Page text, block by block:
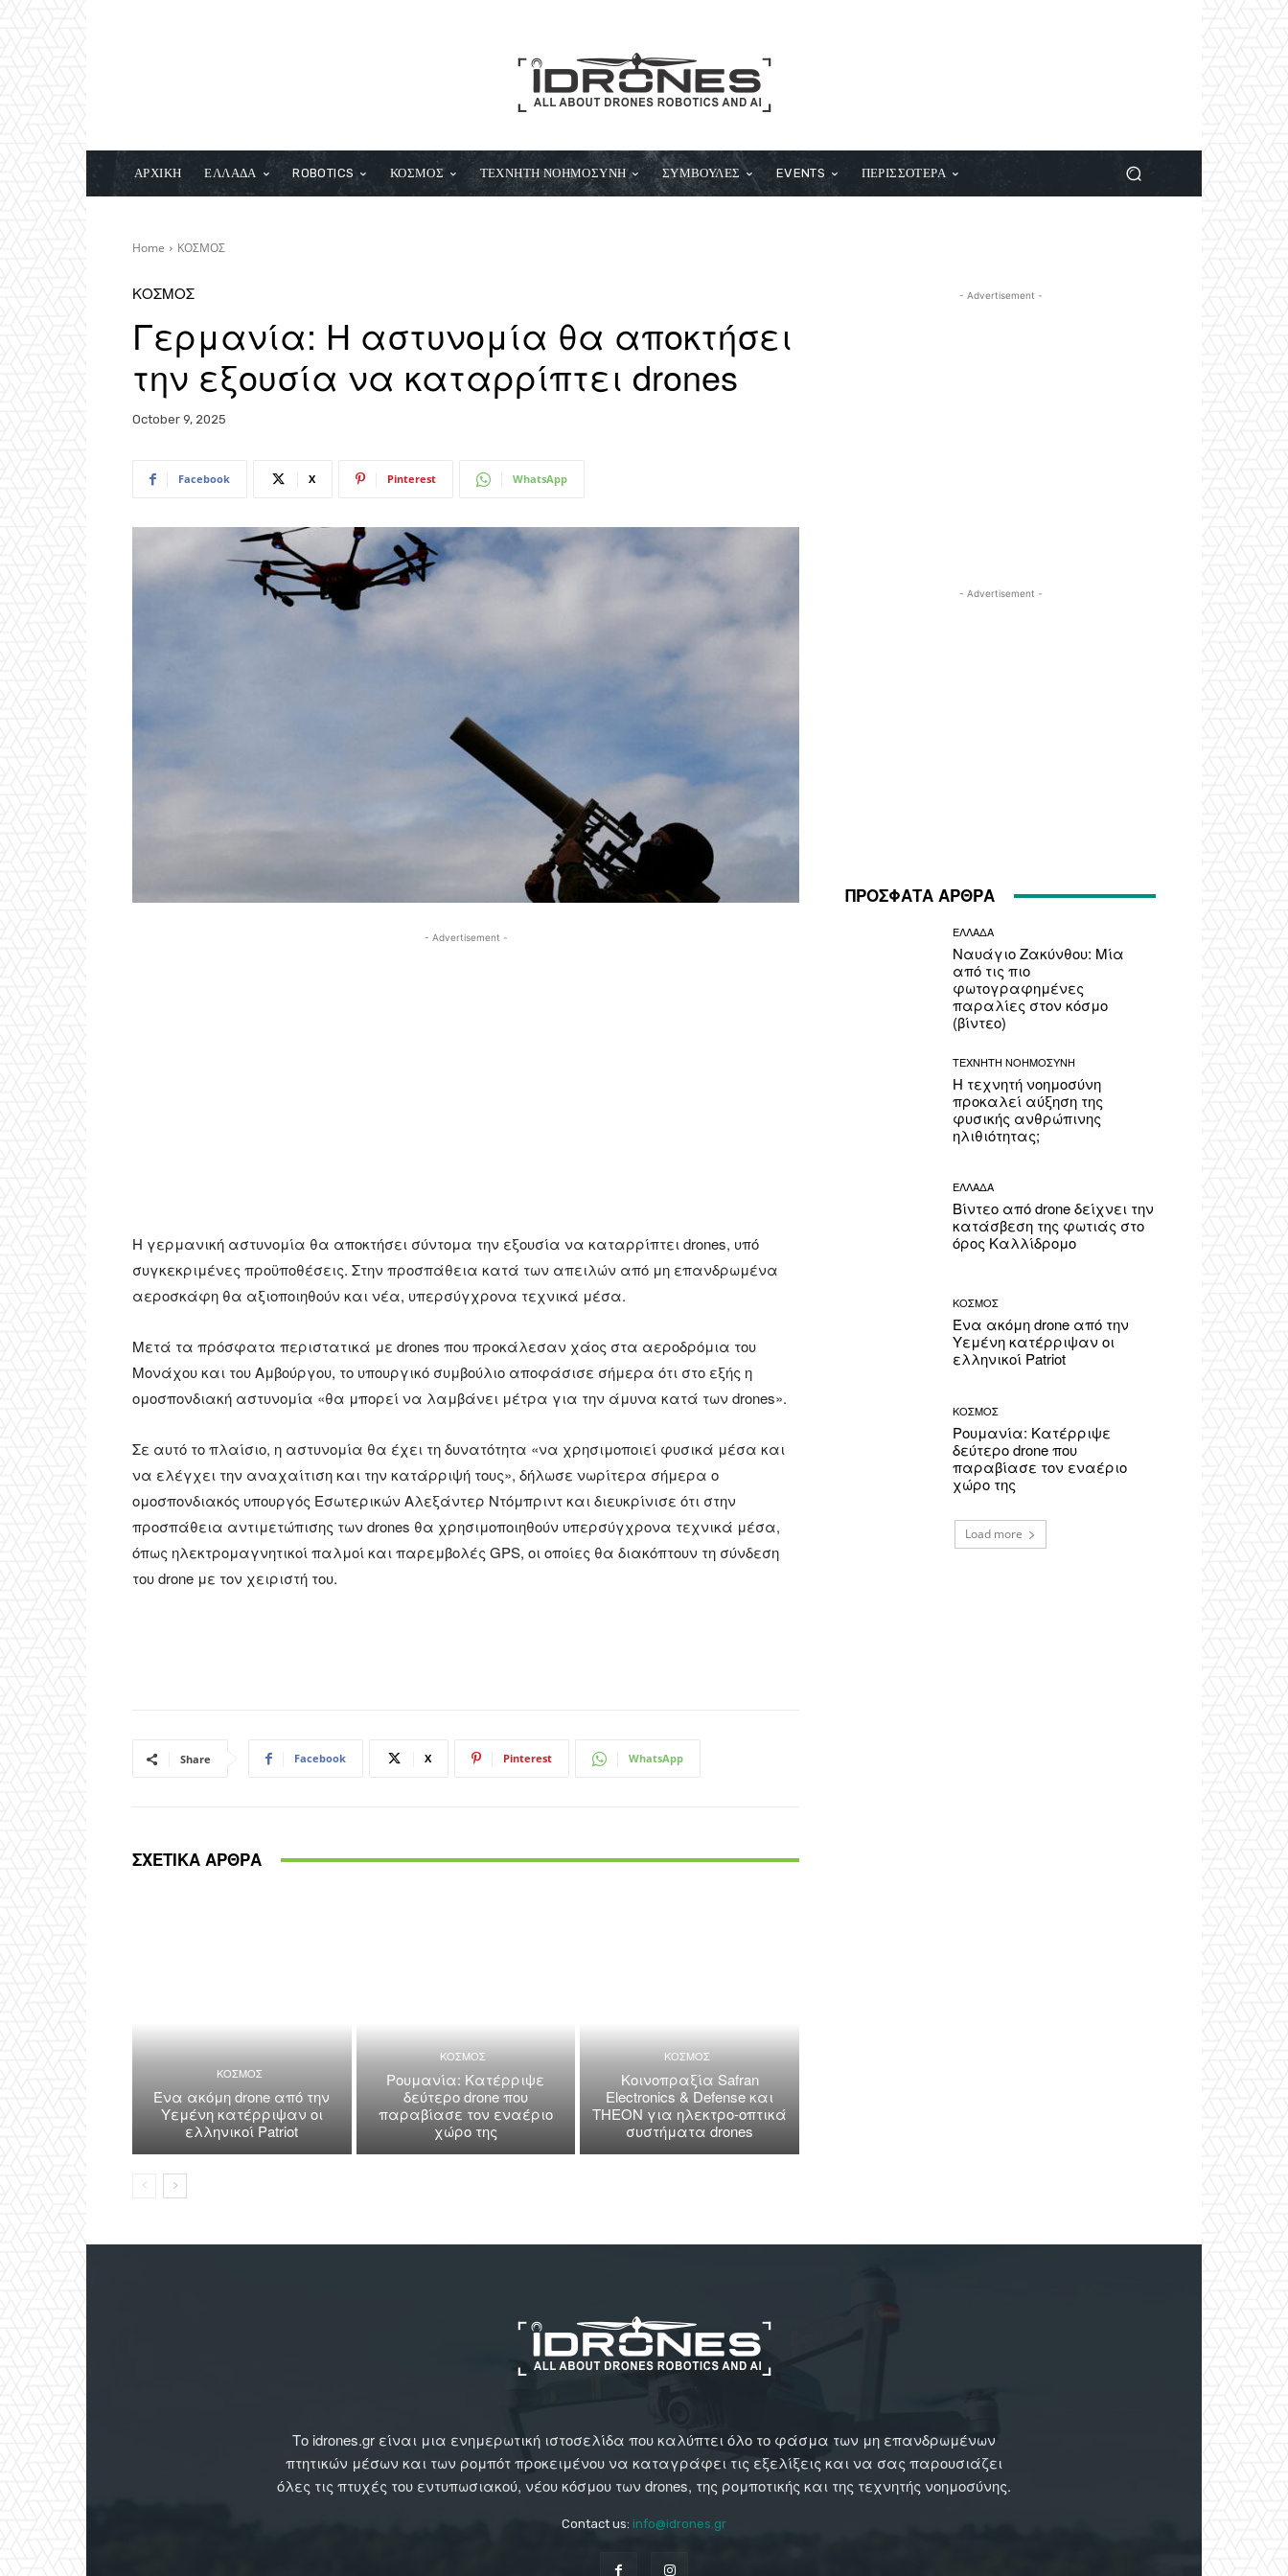
ΑΡΧΙΚΗ ΕΛΛΑΔΑ ROBOTICS ΚΟΣΜΟΣ ΤΕΧΝΗΤΗ ΝΟΗΜΟΣΥΝΗ ΣΥΜΒΟΥΛΕΣ EVENTS ΠΕΡΙΣΣΟΤΕΡΑ
Home ΚΟΣΜΟΣ
ΚΟΣΜΟΣ
Γερμανία: Η αστυνομία θα αποκτήσει
την εξουσία να καταρρίπτει drones
October 9, 2025
Facebook X Pinterest WhatsApp
- Advertisement -
Η γερμανική αστυνομία θα αποκτήσει σύντομα την εξουσία να καταρρίπτει drones, υπό
συγκεκριμένες προϋποθέσεις. Στην προσπάθεια κατά των απειλών από μη επανδρωμένα
αεροσκάφη θα αξιοποιηθούν και νέα, υπερσύγχρονα τεχνικά μέσα.
Μετά τα πρόσφατα περιστατικά με drones που προκάλεσαν χάος στα αεροδρόμια του
Μονάχου και του Αμβούργου, το υπουργικό συμβούλιο αποφάσισε σήμερα ότι στο εξής η
ομοσπονδιακή αστυνομία «θα μπορεί να λαμβάνει μέτρα για την άμυνα κατά των drones».
Σε αυτό το πλαίσιο, η αστυνομία θα έχει τη δυνατότητα «να χρησιμοποιεί φυσικά μέσα και
να ελέγχει την αναχαίτιση και την κατάρριψή τους», δήλωσε νωρίτερα σήμερα ο
ομοσπονδιακός υπουργός Εσωτερικών Αλεξάντερ Ντόμπριντ και διευκρίνισε ότι στην
προσπάθεια αντιμετώπισης των drones θα χρησιμοποιηθούν υπερσύγχρονα τεχνικά μέσα,
όπως ηλεκτρομαγνητικοί παλμοί και παρεμβολές GPS, οι οποίες θα διακόπτουν τη σύνδεση
του drone με τον χειριστή του.
Share Facebook X Pinterest WhatsApp
ΣΧΕΤΙΚΑ ΑΡΘΡΑ
ΚΟΣΜΟΣ
Ένα ακόμη drone από την
Υεμένη κατέρριψαν οι
ελληνικοί Patriot
ΚΟΣΜΟΣ
Ρουμανία: Κατέρριψε
δεύτερο drone που
παραβίασε τον εναέριο
χώρο της
ΚΟΣΜΟΣ
Κοινοπραξία Safran
Electronics & Defense και
THEON για ηλεκτρο-οπτικά
συστήματα drones
- Advertisement -
- Advertisement -
ΠΡΟΣΦΑΤΑ ΑΡΘΡΑ
ΕΛΛΑΔΑ
Ναυάγιο Ζακύνθου: Μία
από τις πιο
φωτογραφημένες
παραλίες στον κόσμο
(βίντεο)
ΤΕΧΝΗΤΗ ΝΟΗΜΟΣΥΝΗ
Η τεχνητή νοημοσύνη
προκαλεί αύξηση της
φυσικής ανθρώπινης
ηλιθιότητας;
ΕΛΛΑΔΑ
Βίντεο από drone δείχνει την
κατάσβεση της φωτιάς στο
όρος Καλλίδρομο
ΚΟΣΜΟΣ
Ένα ακόμη drone από την
Υεμένη κατέρριψαν οι
ελληνικοί Patriot
ΚΟΣΜΟΣ
Ρουμανία: Κατέρριψε
δεύτερο drone που
παραβίασε τον εναέριο
χώρο της
Load more
Το idrones.gr είναι μια ενημερωτική ιστοσελίδα που καλύπτει όλο το φάσμα των μη επανδρωμένων
πτητικών μέσων και των ρομπότ προκειμένου να καταγράφει τις εξελίξεις και να σας παρουσιάζει
όλες τις πτυχές του εντυπωσιακού, νέου κόσμου των drones, της ρομποτικής και της τεχνητής νοημοσύνης.
Contact us: info@idrones.gr